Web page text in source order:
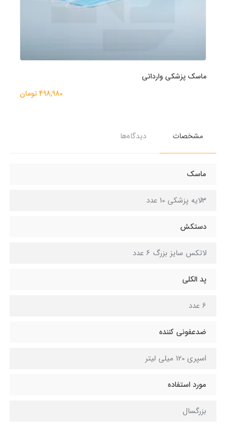
ماسک پزشکی وارداتی
498,980 تومان
مشخصات دیدگاه‌ها
ماسک
3لایه پزشکی 10 عدد
دستکش
لاتکس سایز بزرگ 6 عدد
پد الکلی
6 عدد
ضدعفونی کننده
اسپری 120 میلی لیتر
مورد استفاده
بزرگسال